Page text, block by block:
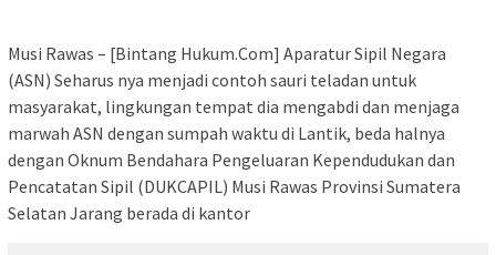
Musi Rawas – [Bintang Hukum.Com] Aparatur Sipil Negara
(ASN) Seharus nya menjadi contoh sauri teladan untuk
masyarakat, lingkungan tempat dia mengabdi dan menjaga
marwah ASN dengan sumpah waktu di Lantik, beda halnya
dengan Oknum Bendahara Pengeluaran Kependudukan dan
Pencatatan Sipil (DUKCAPIL) Musi Rawas Provinsi Sumatera
Selatan Jarang berada di kantor